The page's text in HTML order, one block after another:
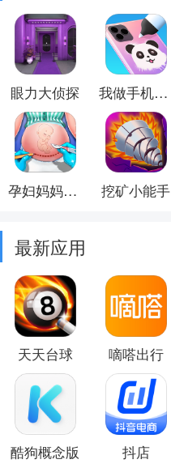
眼力大侦探 我做手机壳特好看
孕妇妈妈日记 挖矿小能手
最新应用
天天台球 嘀嗒出行
酷狗概念版 抖店